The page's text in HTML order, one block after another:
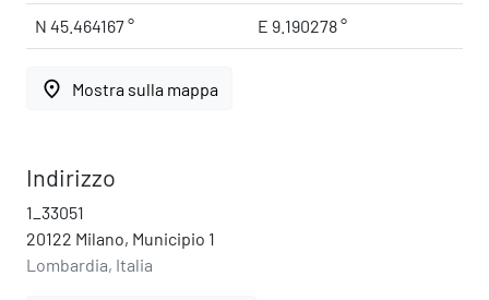
N 45.464167 ° E 9.190278 °
place Mostra sulla mappa
Indirizzo
1_33051
20122 Milano, Municipio 1
Lombardia, Italia